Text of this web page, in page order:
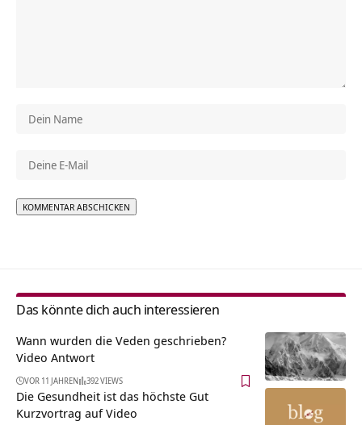
Das könnte dich auch interessieren
Wann wurden die Veden geschrieben?
Video Antwort
VOR 11 JAHREN 392 VIEWS
Die Gesundheit ist das höchste Gut
Kurzvortrag auf Video